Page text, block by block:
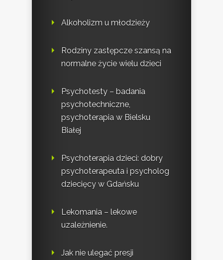
Alkoholizm u młodzieży
Rodziny zastępcze szansą na
normalne życie wielu dzieci
Psychotesty – badania
psychotechniczne,
psychoterapia w Bielsku
Białej
Psychoterapia dzieci: dobry
psychoterapeuta i psycholog
dziecięcy w Gdańsku
Lekomania – lekowe
uzależnienie.
Jak nie ulegać presji